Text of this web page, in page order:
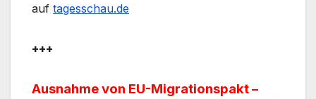
auf tagesschau.de
+++
Ausnahme von EU-Migrationspakt –